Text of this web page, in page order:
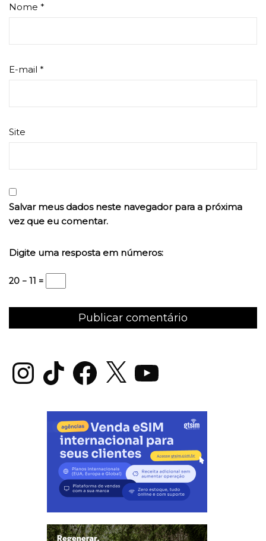
Nome *
E-mail *
Site
Salvar meus dados neste navegador para a próxima
vez que eu comentar.
Digite uma resposta em números:
20 − 11 =
InstagramTikTok Facebook
X YouTube